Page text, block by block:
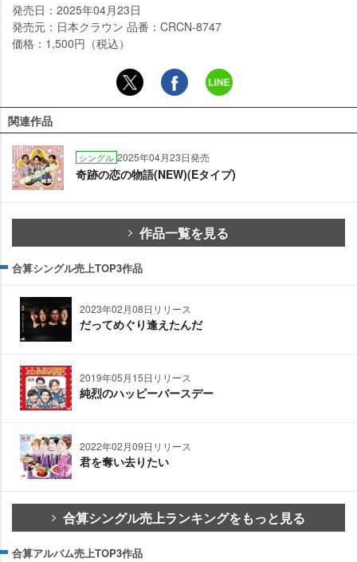
発売日：2025年04月23日
発売元：日本クラウン 品番：CRCN-8747
価格：1,500円（税込）
関連作品
シングル 2025年04月23日発売
奇跡の恋の物語(NEW)(Eタイプ)
作品一覧を見る
合算シングル売上TOP3作品
2023年02月08日リリース
だってめぐり逢えたんだ
2019年05月15日リリース
純烈のハッピーバースデー
2022年02月09日リリース
君を奪い去りたい
合算シングル売上ランキングをもっと見る
合算アルバム売上TOP3作品